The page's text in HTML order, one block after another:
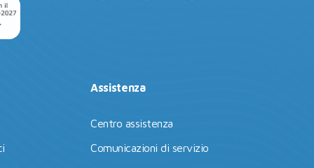
Assistenza
Centro assistenza
Comunicazioni di servizio